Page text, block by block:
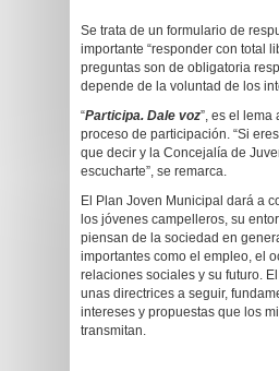
Se trata de un formulario de
importante “responder con total
preguntas son de obligatoria
depende de la voluntad de los
“Participa. Dale voz”, es el lema
proceso de participación. “Si
que decir y la Concejalía de
escucharte”, se remarca.
El Plan Joven Municipal dará a
los jóvenes campelleros, su
piensan de la sociedad en
importantes como el empleo, el
relaciones sociales y su futuro.
unas directrices a seguir,
intereses y propuestas que los
transmitan.